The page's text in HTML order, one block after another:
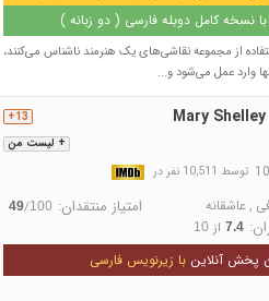
با نسخه کامل دوبله فارسی ( دو زبانه )
از مجموعه نقاشی‌های یک هنرمند ناشناس می‌کنند،
وارد عمل می‌شود و...
+ لیست من
13+ Mary Shelley
توسط 10,511 نفر در
,عاشقانه امتیاز منتقدان: 49/100
7.4از 10
پخش آنلاین با زیرنویس فارسی